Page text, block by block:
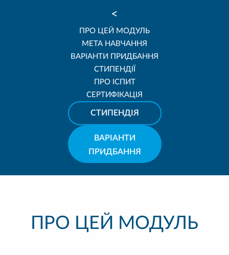
<
ПРО ЦЕЙ МОДУЛЬ
МЕТА НАВЧАННЯ
ВАРІАНТИ ПРИДБАННЯ
СТИПЕНДІЇ
ПРО ІСПИТ
СЕРТИФІКАЦІЯ
СТИПЕНДІЯ
ВАРІАНТИ
ПРИДБАННЯ
ПРО ЦЕЙ МОДУЛЬ